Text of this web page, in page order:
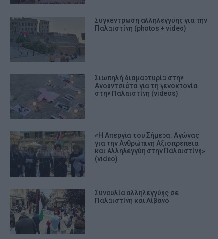
Συγκέντρωση αλληλεγγύης για την
Παλαιστίνη (photos + video)
Σιωπηλή διαμαρτυρία στην
Ανουντσιάτα για τη γενοκτονία
στην Παλαιστίνη (videos)
«Η Απεργία του Σήμερα: Αγώνας
για την Ανθρώπινη Αξιοπρέπεια
και Αλληλεγγύη στην Παλαιστίνη»
(video)
Συναυλία αλληλεγγύης σε
Παλαιστίνη και Λίβανο